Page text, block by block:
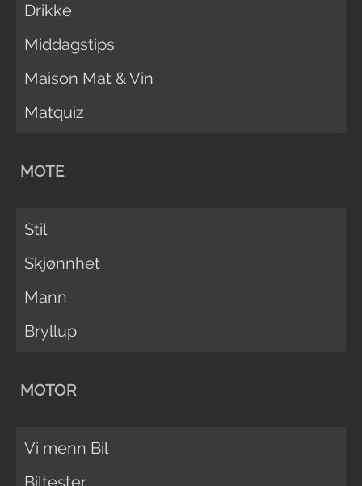
Drikke
Middagstips
Maison Mat & Vin
Matquiz
MOTE
Stil
Skjønnhet
Mann
Bryllup
MOTOR
Vi menn Bil